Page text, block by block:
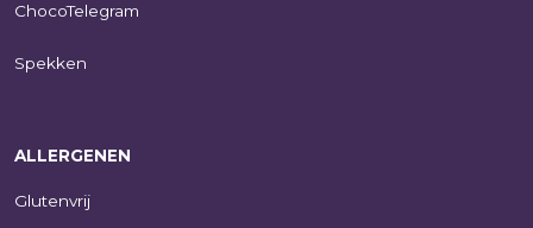
ChocoTelegram
Spekken
ALLERGENEN
Glutenvrij